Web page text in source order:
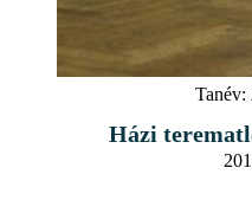
Tanév:
Házi